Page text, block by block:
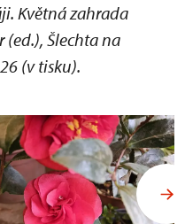
Květná zahrada
(ed.), Šlechta na
(v tisku).